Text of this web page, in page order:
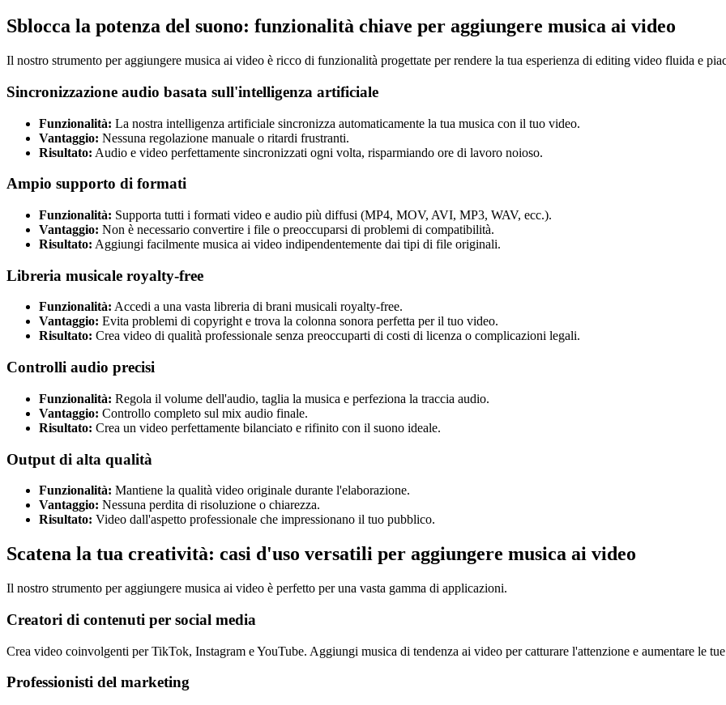
Sblocca la potenza del suono: funzionalità chiave per aggiungere musica ai video
Il nostro strumento per aggiungere musica ai video è ricco di funzionalità progettate per rendere la tua esperienza di editing video fluida e
Sincronizzazione audio basata sull'intelligenza artificiale
Funzionalità: La nostra intelligenza artificiale sincronizza automaticamente la tua musica con il tuo video.
Vantaggio: Nessuna regolazione manuale o ritardi frustranti.
Risultato: Audio e video perfettamente sincronizzati ogni volta, risparmiando ore di lavoro noioso.
Ampio supporto di formati
Funzionalità: Supporta tutti i formati video e audio più diffusi (MP4, MOV, AVI, MP3, WAV, ecc.).
Vantaggio: Non è necessario convertire i file o preoccuparsi di problemi di compatibilità.
Risultato: Aggiungi facilmente musica ai video indipendentemente dai tipi di file originali.
Libreria musicale royalty-free
Funzionalità: Accedi a una vasta libreria di brani musicali royalty-free.
Vantaggio: Evita problemi di copyright e trova la colonna sonora perfetta per il tuo video.
Risultato: Crea video di qualità professionale senza preoccuparti di costi di licenza o complicazioni legali.
Controlli audio precisi
Funzionalità: Regola il volume dell'audio, taglia la musica e perfeziona la traccia audio.
Vantaggio: Controllo completo sul mix audio finale.
Risultato: Crea un video perfettamente bilanciato e rifinito con il suono ideale.
Output di alta qualità
Funzionalità: Mantiene la qualità video originale durante l'elaborazione.
Vantaggio: Nessuna perdita di risoluzione o chiarezza.
Risultato: Video dall'aspetto professionale che impressionano il tuo pubblico.
Scatena la tua creatività: casi d'uso versatili per aggiungere musica ai video
Il nostro strumento per aggiungere musica ai video è perfetto per una vasta gamma di applicazioni.
Creatori di contenuti per social media
Crea video coinvolgenti per TikTok, Instagram e YouTube. Aggiungi musica di tendenza ai video per catturare l'attenzione e aumentare le
Professionisti del marketing